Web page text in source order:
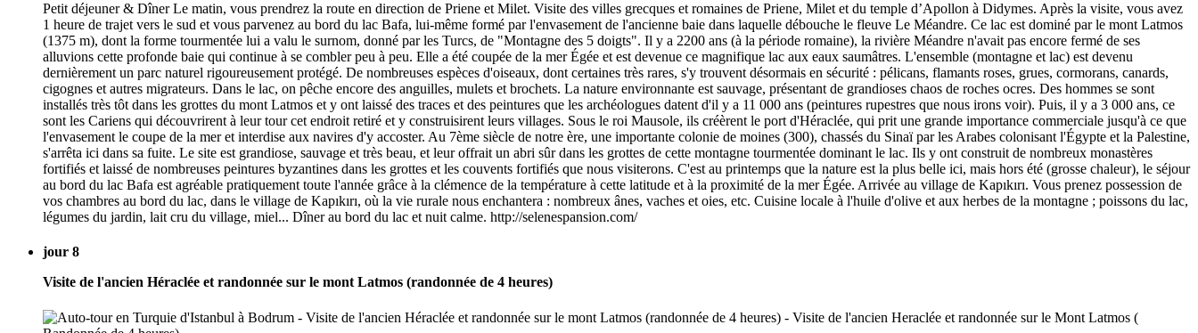
Petit déjeuner & Dîner Le matin, vous prendrez la route en direction de Priene et Milet. Visite des villes grecques et romaines de Priene, Milet et du temple d’Apollon à Didymes. Après la visite, vous avez
1 heure de trajet vers le sud et vous parvenez au bord du lac Bafa, lui-même formé par l'envasement de l'ancienne baie dans laquelle débouche le fleuve Le Méandre. Ce lac est dominé par le mont Latmos
(1375 m), dont la forme tourmentée lui a valu le surnom, donné par les Turcs, de "Montagne des 5 doigts". Il y a 2200 ans (à la période romaine), la rivière Méandre n'avait pas encore fermé de ses
alluvions cette profonde baie qui continue à se combler peu à peu. Elle a été coupée de la mer Égée et est devenue ce magnifique lac aux eaux saumâtres. L'ensemble (montagne et lac) est devenu
dernièrement un parc naturel rigoureusement protégé. De nombreuses espèces d'oiseaux, dont certaines très rares, s'y trouvent désormais en sécurité : pélicans, flamants roses, grues, cormorans, canards,
cigognes et autres migrateurs. Dans le lac, on pêche encore des anguilles, mulets et brochets. La nature environnante est sauvage, présentant de grandioses chaos de roches ocres. Des hommes se sont
installés très tôt dans les grottes du mont Latmos et y ont laissé des traces et des peintures que les archéologues datent d'il y a 11 000 ans (peintures rupestres que nous irons voir). Puis, il y a 3 000 ans, ce
sont les Cariens qui découvrirent à leur tour cet endroit retiré et y construisirent leurs villages. Sous le roi Mausole, ils créèrent le port d'Héraclée, qui prit une grande importance commerciale jusqu'à ce que
l'envasement le coupe de la mer et interdise aux navires d'y accoster. Au 7ème siècle de notre ère, une importante colonie de moines (300), chassés du Sinaï par les Arabes colonisant l'Égypte et la Palestine,
s'arrêta ici dans sa fuite. Le site est grandiose, sauvage et très beau, et leur offrait un abri sûr dans les grottes de cette montagne tourmentée dominant le lac. Ils y ont construit de nombreux monastères
fortifiés et laissé de nombreuses peintures byzantines dans les grottes et les couvents fortifiés que nous visiterons. C'est au printemps que la nature est la plus belle ici, mais hors été (grosse chaleur), le séjour
au bord du lac Bafa est agréable pratiquement toute l'année grâce à la clémence de la température à cette latitude et à la proximité de la mer Égée. Arrivée au village de Kapıkırı. Vous prenez possession de
vos chambres au bord du lac, dans le village de Kapıkırı, où la vie rurale nous enchantera : nombreux ânes, vaches et oies, etc. Cuisine locale à l'huile d'olive et aux herbes de la montagne ; poissons du lac,
légumes du jardin, lait cru du village, miel... Dîner au bord du lac et nuit calme. http://selenespansion.com/
jour 8
Visite de l'ancien Héraclée et randonnée sur le mont Latmos (randonnée de 4 heures)